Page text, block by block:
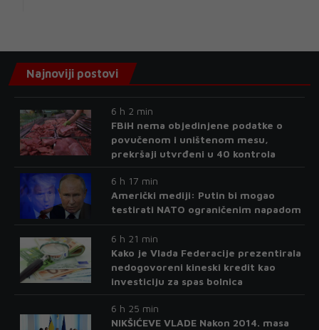
Najnoviji postovi
6 h 2 min
FBiH nema objedinjene podatke o
povučenom i uništenom mesu,
prekršaji utvrđeni u 40 kontrola
6 h 17 min
Američki mediji: Putin bi mogao
testirati NATO ograničenim napadom
6 h 21 min
Kako je Vlada Federacije prezentirala
nedogovoreni kineski kredit kao
investiciju za spas bolnica
6 h 25 min
NIKŠIĆEVE VLADE Nakon 2014. masa